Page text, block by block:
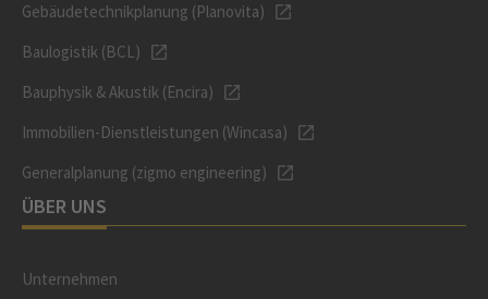
Gebäudetechnikplanung (Planovita)
Baulogistik (BCL)
Bauphysik & Akustik (Encira)
Immobilien-Dienstleistungen (Wincasa)
Generalplanung (zigmo engineering)
ÜBER UNS
Unternehmen